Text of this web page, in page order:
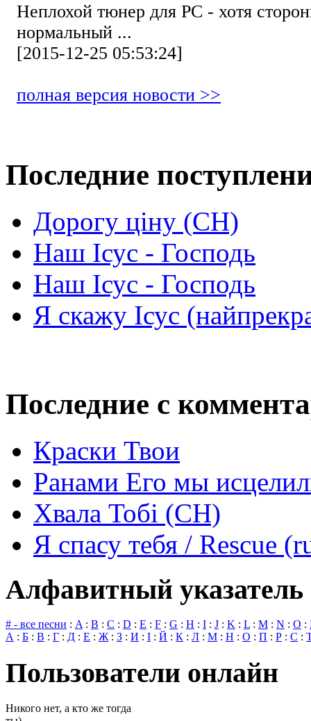
Неплохой тюнер для РС - хотя
нормальный ...
[2015-12-25 05:53:24]
полная версия новости >>
Последние
Дорогу ціну (СН)
Наш Ісус - Господь
Наш Ісус - Господь
Я скажу Ісус
Последние с
Краски Твои
Ранами Его мы
Хвала Тобі (СН)
Я спасу тебя / Rescue
Алфавитный указатель
# - все песни : A : B : C : D : E : F : G : H : I : J : K : L : M : N : O :
А : Б : В : Г : Д : Е : Ж : З : И : І : Й : К : Л : М : Н : О : П : Р : С :
Пользователи онлайн
Никого нет, а кто же тогда